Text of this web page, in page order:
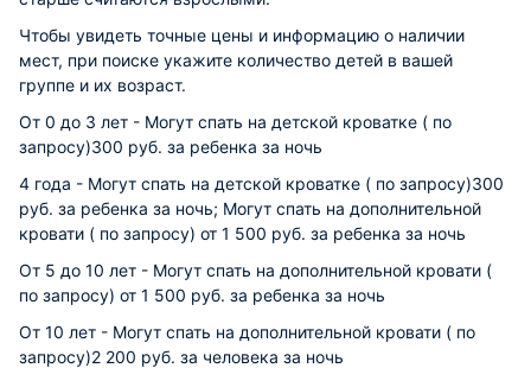
Чтобы увидеть точные цены и информацию о наличии
мест, при поиске укажите количество детей в вашей
группе и их возраст.
От 0 до 3 лет - Могут спать на детской кроватке ( по
запросу)300 руб. за ребенка за ночь
4 года - Могут спать на детской кроватке ( по запросу)300
руб. за ребенка за ночь; Могут спать на дополнительной
кровати ( по запросу) от 1 500 руб. за ребенка за ночь
От 5 до 10 лет - Могут спать на дополнительной кровати (
по запросу) от 1 500 руб. за ребенка за ночь
От 10 лет - Могут спать на дополнительной кровати ( по
запросу)2 200 руб. за человека за ночь